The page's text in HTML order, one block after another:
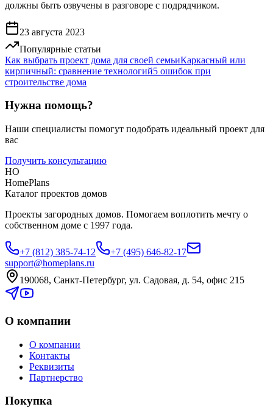
должны быть озвучены в разговоре с подрядчиком.
23 августа 2023
Популярные статьи
Как выбрать проект дома для своей семьиКаркасный или
кирпичный: сравнение технологий5 ошибок при
строительстве дома
Нужна помощь?
Наши специалисты помогут подобрать идеальный проект для
вас
Получить консультацию
HO
HomePlans
Каталог проектов домов
Проекты загородных домов. Помогаем воплотить мечту о
собственном доме с 1997 года.
+7 (812) 385-74-12
+7 (495) 646-82-17
support@homeplans.ru
190068, Санкт-Петербург, ул. Садовая, д. 54, офис 215
О компании
О компании
Контакты
Реквизиты
Партнерство
Покупка